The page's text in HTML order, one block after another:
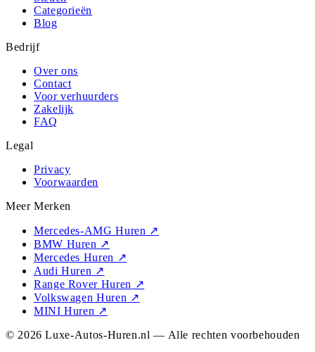
Categorieën
Blog
Bedrijf
Over ons
Contact
Voor verhuurders
Zakelijk
FAQ
Legal
Privacy
Voorwaarden
Meer Merken
Mercedes-AMG Huren ↗
BMW Huren ↗
Mercedes Huren ↗
Audi Huren ↗
Range Rover Huren ↗
Volkswagen Huren ↗
MINI Huren ↗
© 2026 Luxe-Autos-Huren.nl — Alle rechten voorbehouden